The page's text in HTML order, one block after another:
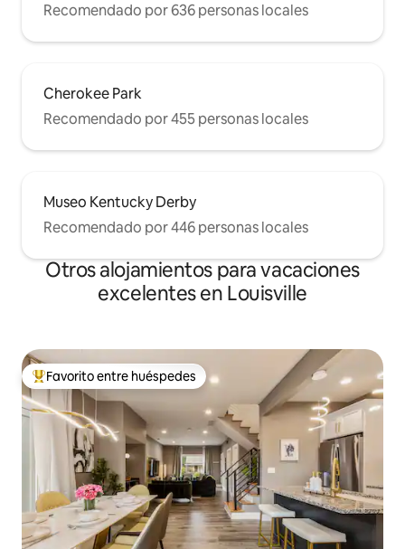
Recomendado por 636 personas locales
Cherokee Park
Recomendado por 455 personas locales
Museo Kentucky Derby
Recomendado por 446 personas locales
Otros alojamientos para vacaciones
excelentes en Louisville
Favorito entre huéspedes preferido
Favorito entre huéspedes